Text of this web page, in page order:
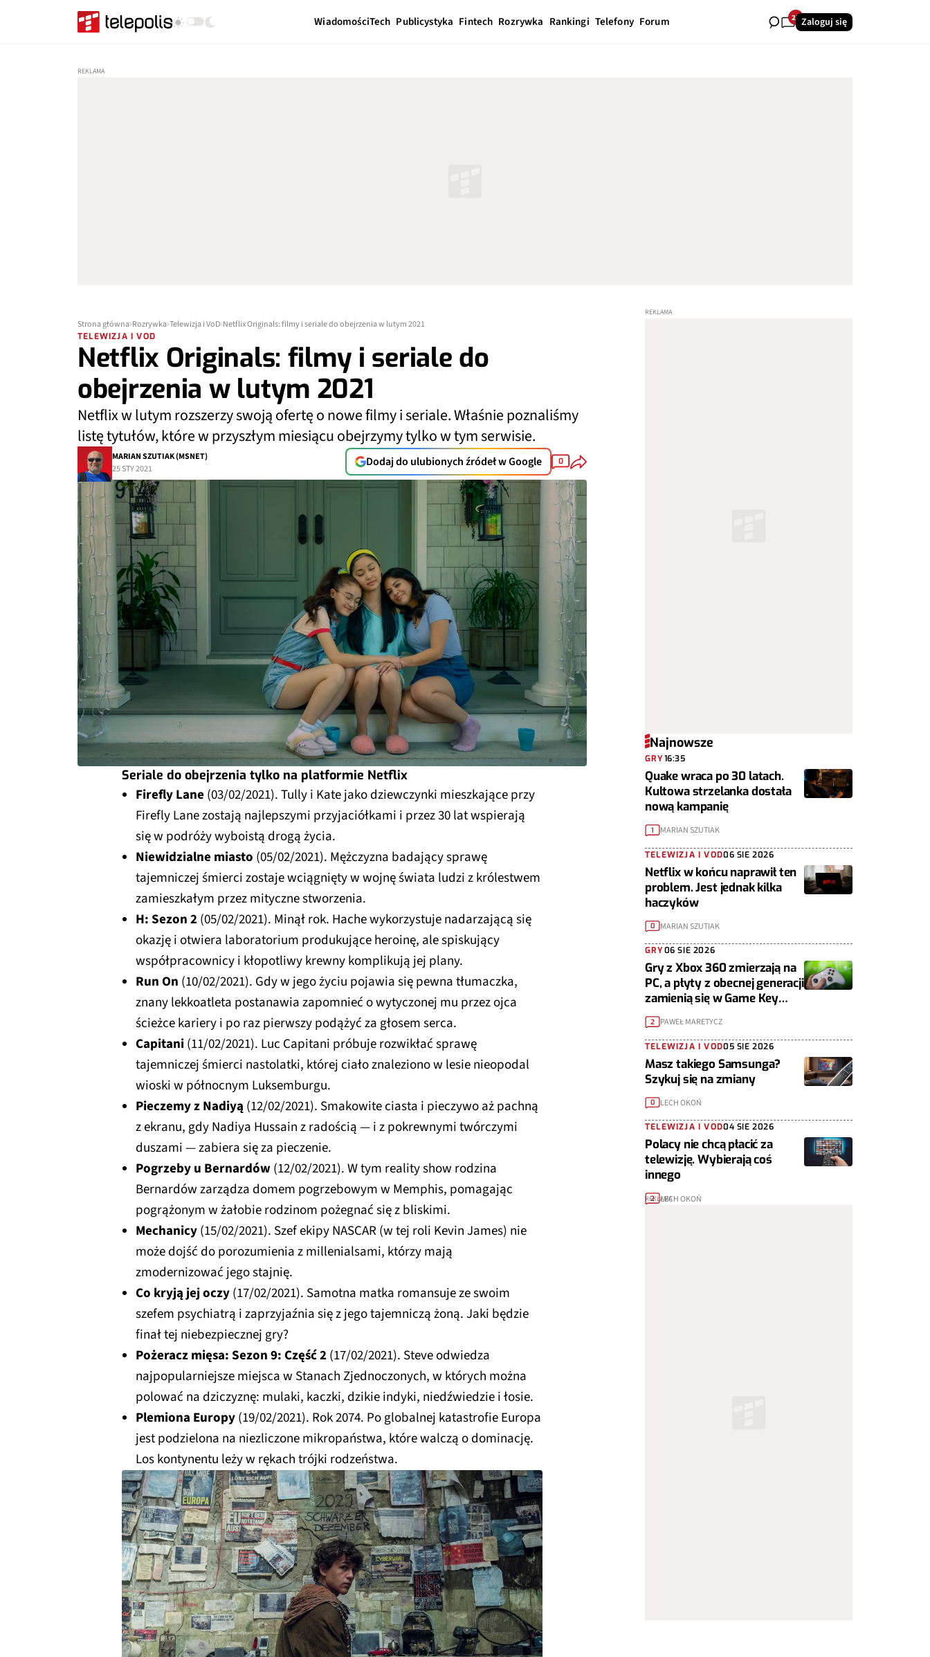
WiadomościTech Publicystyka Fintech Rozrywka Rankingi Telefony Forum 25Zaloguj się
Strona główna Rozrywka Telewizja i VoD Netflix Originals: filmy i seriale do obejrzenia w lutym 2021
TELEWIZJA I VOD
Netflix Originals: filmy i seriale do
obejrzenia w lutym 2021
Netflix w lutym rozszerzy swoją ofertę o nowe filmy i seriale. Właśnie poznaliśmy
listę tytułów, które w przyszłym miesiącu obejrzymy tylko w tym serwisie.
MARIAN SZUTIAK (MSNET)
25 STY 2021
Dodaj do ulubionych źródeł w Google 0
Seriale do obejrzenia tylko na platformie Netflix
Firefly Lane(03/02/2021). Tully i Kate jako dziewczynki mieszkające przy
Firefly Lane zostają najlepszymi przyjaciółkami i przez 30 lat wspierają
się w podróży wyboistą drogą życia.
Niewidzialne miasto (05/02/2021). Mężczyzna badający sprawę
tajemniczej śmierci zostaje wciągnięty w wojnę świata ludzi z królestwem
zamieszkałym przez mityczne stworzenia.
H: Sezon 2(05/02/2021). Minął rok. Hache wykorzystuje nadarzającą się
okazję i otwiera laboratorium produkujące heroinę, ale spiskujący
współpracownicy i kłopotliwy krewny komplikują jej plany.
Run On (10/02/2021). Gdy w jego życiu pojawia się pewna tłumaczka,
znany lekkoatleta postanawia zapomnieć o wytyczonej mu przez ojca
ścieżce kariery i po raz pierwszy podążyć za głosem serca.
Capitani(11/02/2021). Luc Capitani próbuje rozwikłać sprawę
tajemniczej śmierci nastolatki, której ciało znaleziono w lesie nieopodal
wioski w północnym Luksemburgu.
Pieczemy z Nadiyą (12/02/2021). Smakowite ciasta i pieczywo aż pachną
z ekranu, gdy Nadiya Hussain z radością — i z pokrewnymi twórczymi
duszami — zabiera się za pieczenie.
Pogrzeby u Bernardów(12/02/2021). W tym reality show rodzina
Bernardów zarządza domem pogrzebowym w Memphis, pomagając
pogrążonym w żałobie rodzinom pożegnać się z bliskimi.
Mechanicy(15/02/2021). Szef ekipy NASCAR (w tej roli Kevin James) nie
może dojść do porozumienia z millenialsami, którzy mają
zmodernizować jego stajnię.
Co kryją jej oczy(17/02/2021). Samotna matka romansuje ze swoim
szefem psychiatrą i zaprzyjaźnia się z jego tajemniczą żoną. Jaki będzie
finał tej niebezpiecznej gry?
Pożeracz mięsa: Sezon 9: Część 2(17/02/2021). Steve odwiedza
najpopularniejsze miejsca w Stanach Zjednoczonych, w których można
polować na dziczyznę: mulaki, kaczki, dzikie indyki, niedźwiedzie i łosie.
Plemiona Europy(19/02/2021). Rok 2074. Po globalnej katastrofie Europa
jest podzielona na niezliczone mikropaństwa, które walczą o dominację.
Los kontynentu leży w rękach trójki rodzeństwa.
Najnowsze
GRY16:35
Quake wraca po 30 latach.
Kultowa strzelanka dostała
nową kampanię
1 MARIAN SZUTIAK
TELEWIZJA I VOD06 SIE 2026
Netflix w końcu naprawił ten
problem. Jest jednak kilka
haczyków
0 MARIAN SZUTIAK
GRY06 SIE 2026
Gry z Xbox 360 zmierzają na
PC, a płyty z obecnej generacji
zamienią się w Game Key
Cardy
2 PAWEŁ MARETYCZ
TELEWIZJA I VOD05 SIE 2026
Masz takiego Samsunga?
Szykuj się na zmiany
0 LECH OKOŃ
TELEWIZJA I VOD04 SIE 2026
Polacy nie chcą płacić za
telewizję. Wybierają coś
innego
2 LECH OKOŃ